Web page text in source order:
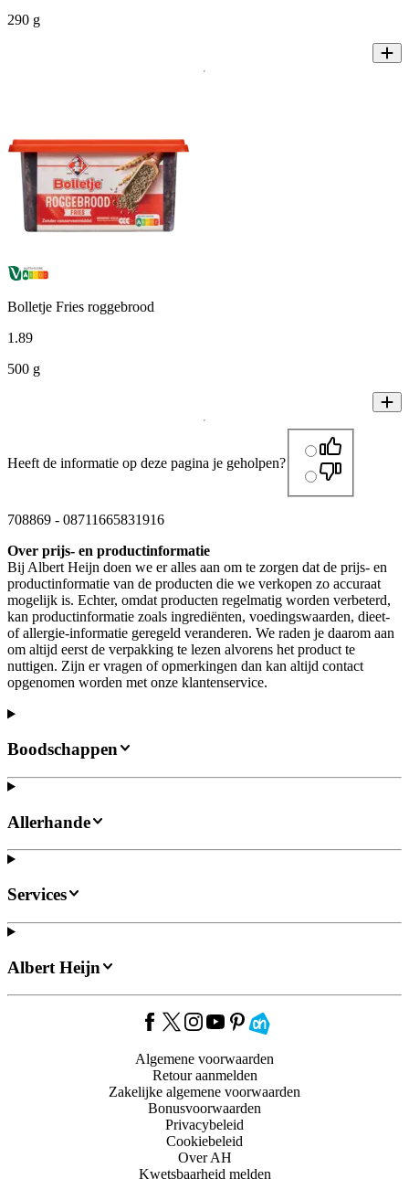
290 g
Bolletje Fries roggebrood
1 .89
500 g
Heeft de informatie op deze pagina je geholpen?
708869 - 08711665831916
Over prijs- en productinformatie
Bij Albert Heijn doen we er alles aan om te zorgen dat de prijs- en
productinformatie van de producten die we verkopen zo accuraat
mogelijk is. Echter, omdat producten regelmatig worden verbeterd,
kan productinformatie zoals ingrediënten, voedingswaarden, dieet-
of allergie-informatie geregeld veranderen. We raden je daarom aan
om altijd eerst de verpakking te lezen alvorens het product te
nuttigen. Zijn er vragen of opmerkingen dan kan altijd contact
opgenomen worden met onze klantenservice.
Boodschappen
Allerhande
Services
Albert Heijn
Algemene voorwaarden
Retour aanmelden
Zakelijke algemene voorwaarden
Bonusvoorwaarden
Privacybeleid
Cookiebeleid
Over AH
Kwetsbaarheid melden